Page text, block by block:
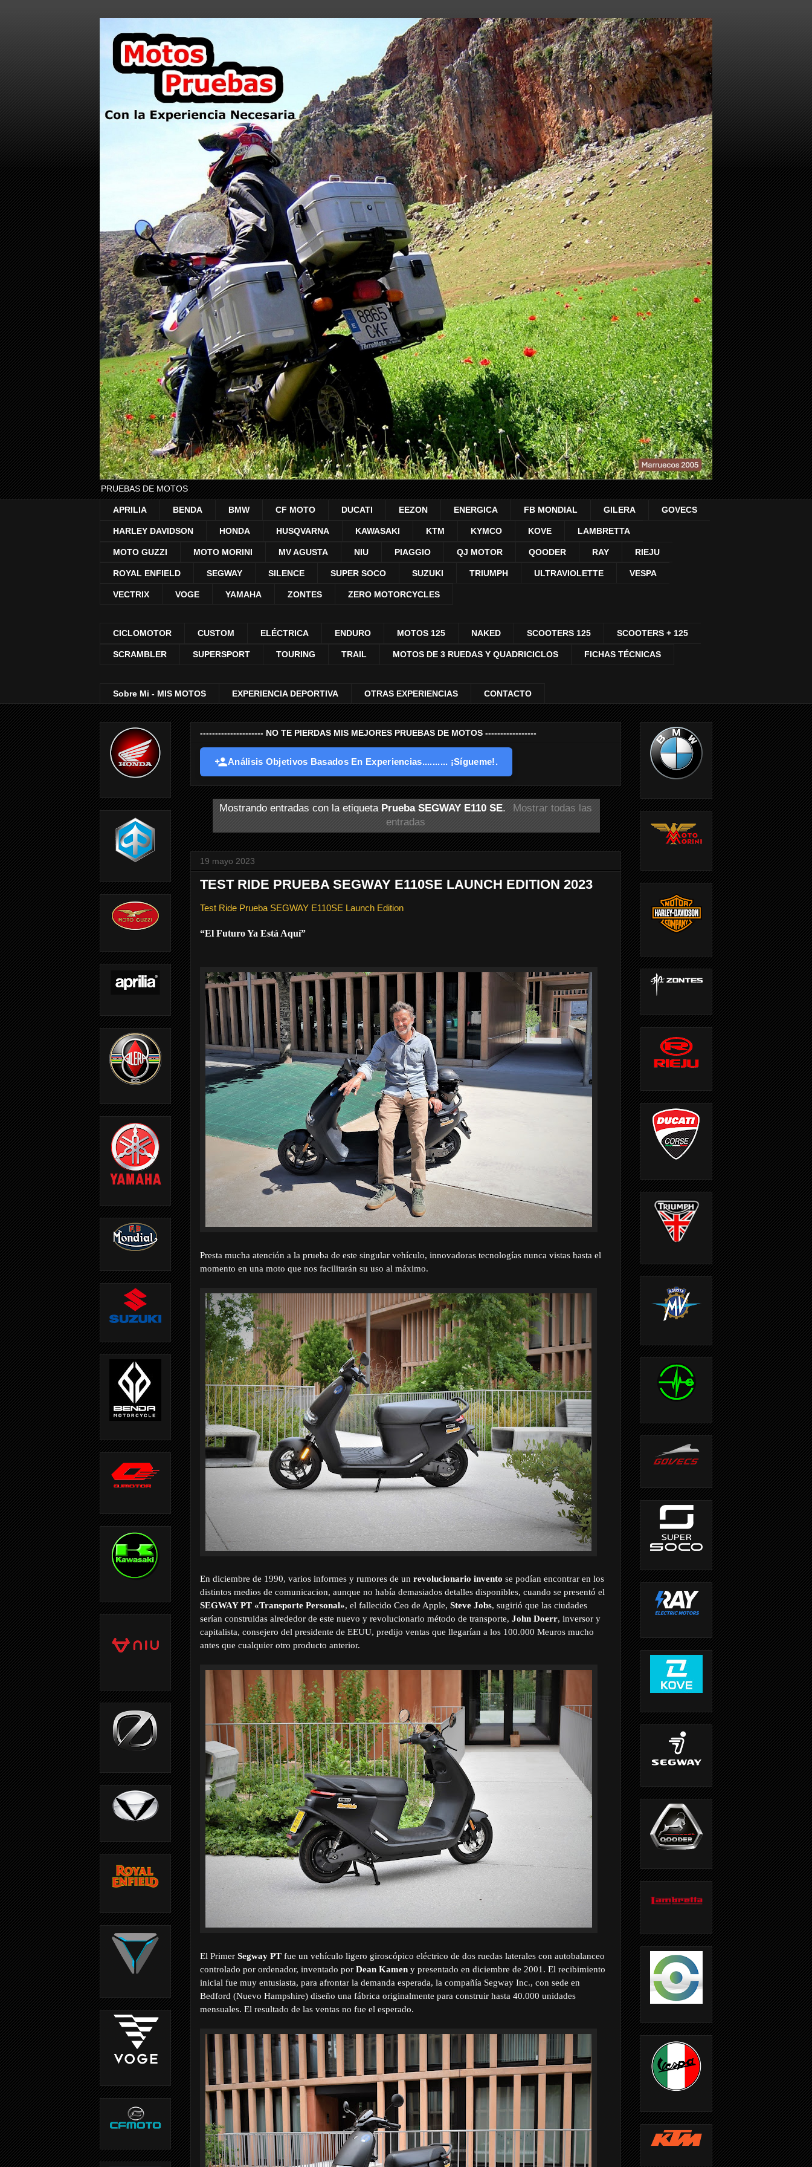
PRUEBAS DE MOTOS
APRILIA BENDA BMW CF MOTO DUCATI EEZON ENERGICA FB MONDIAL GILERA GOVECS
HARLEY DAVIDSON HONDA HUSQVARNA KAWASAKI KTM KYMCO KOVE LAMBRETTA
MOTO GUZZI MOTO MORINI MV AGUSTA NIU PIAGGIO QJ MOTOR QOODER RAY RIEJU
ROYAL ENFIELD SEGWAY SILENCE SUPER SOCO SUZUKI TRIUMPH ULTRAVIOLETTE VESPA
VECTRIX VOGE YAMAHA ZONTES ZERO MOTORCYCLES
CICLOMOTOR CUSTOM ELÉCTRICA ENDURO MOTOS 125 NAKED SCOOTERS 125 SCOOTERS + 125
SCRAMBLER SUPERSPORT TOURING TRAIL MOTOS DE 3 RUEDAS Y QUADRICICLOS FICHAS TÉCNICAS
Sobre Mi - MIS MOTOS EXPERIENCIA DEPORTIVA OTRAS EXPERIENCIAS CONTACTO
--------------------- NO TE PIERDAS MIS MEJORES PRUEBAS DE MOTOS -----------------
Análisis Objetivos Basados En Experiencias.......... ¡Sígueme!.
Mostrando entradas con la etiqueta Prueba SEGWAY E110 SE.
Mostrar todas las
entradas
19 mayo 2023
TEST RIDE PRUEBA SEGWAY E110SE LAUNCH EDITION 2023
Test Ride Prueba SEGWAY E110SE Launch Edition
“El Futuro Ya Está Aquí”
Presta mucha atención a la prueba de este singular vehículo, innovadoras tecnologías nunca vistas hasta el
momento en una moto que nos facilitarán su uso al máximo.
En diciembre de 1990, varios informes y rumores de un revolucionario invento se podían encontrar en los
distintos medios de comunicacion, aunque no había demasiados detalles disponibles, cuando se presentó el
SEGWAY PT «Transporte Personal», el fallecido Ceo de Apple, Steve Jobs, sugirió que las ciudades
serían construidas alrededor de este nuevo y revolucionario método de transporte, John Doerr, inversor y
capitalista, consejero del presidente de EEUU, predijo ventas que llegarían a los 100.000 Meuros mucho
antes que cualquier otro producto anterior.
El Primer Segway PT fue un vehículo ligero giroscópico eléctrico de dos ruedas laterales con autobalanceo
controlado por ordenador, inventado por Dean Kamen y presentado en diciembre de 2001. El recibimiento
inicial fue muy entusiasta, para afrontar la demanda esperada, la compañía Segway Inc., con sede en
Bedford (Nuevo Hampshire) diseño una fábrica originalmente para construir hasta 40.000 unidades
mensuales. El resultado de las ventas no fue el esperado.